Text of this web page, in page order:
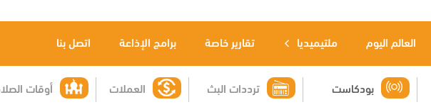
العالم اليوم ملتيميديا تقارير خاصة برامج الإذاعة اتصل بنا
أوقات العملات ترددات البث بودكاست